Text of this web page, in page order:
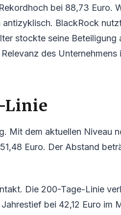
bei 88,73 Euro.
BlackRock
stockte seine Beteiligung
des Unternehmens
Linie
Mit dem aktuellen Niveau
Euro. Der Abstand
Die 200-Tage-Linie
bei 42,12 Euro im